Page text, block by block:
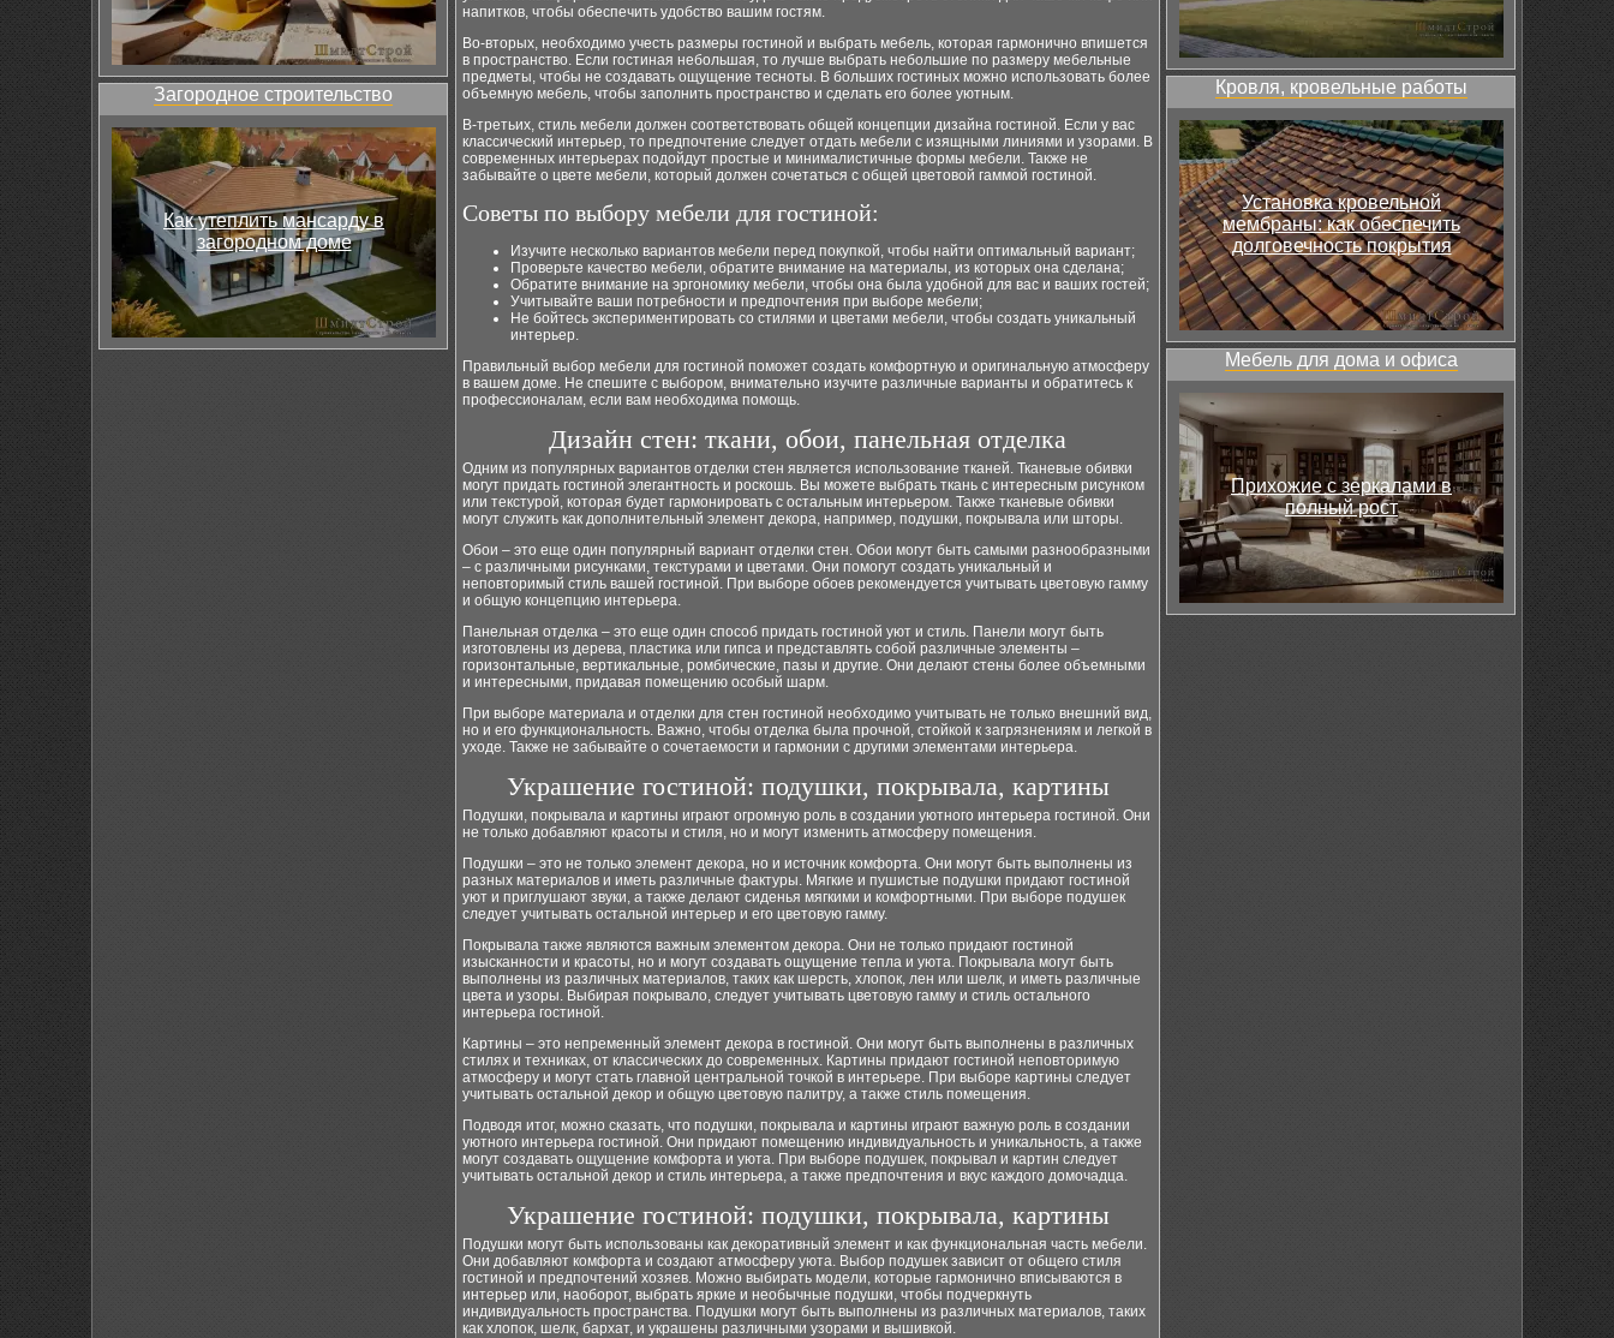
Загородное строительство
Как утеплить мансарду в
загородном доме
напитков, чтобы обеспечить удобство вашим гостям.
Во-вторых, необходимо учесть размеры гостиной и выбрать мебель, которая гармонично впишется
в пространство. Если гостиная небольшая, то лучше выбрать небольшие по размеру мебельные
предметы, чтобы не создавать ощущение тесноты. В больших гостиных можно использовать более
объемную мебель, чтобы заполнить пространство и сделать его более уютным.
В-третьих, стиль мебели должен соответствовать общей концепции дизайна гостиной. Если у вас
классический интерьер, то предпочтение следует отдать мебели с изящными линиями и узорами. В
современных интерьерах подойдут простые и минималистичные формы мебели. Также не
забывайте о цвете мебели, который должен сочетаться с общей цветовой гаммой гостиной.
Советы по выбору мебели для гостиной:
Изучите несколько вариантов мебели перед покупкой, чтобы найти оптимальный вариант;
Проверьте качество мебели, обратите внимание на материалы, из которых она сделана;
Обратите внимание на эргономику мебели, чтобы она была удобной для вас и ваших гостей;
Учитывайте ваши потребности и предпочтения при выборе мебели;
Не бойтесь экспериментировать со стилями и цветами мебели, чтобы создать уникальный
интерьер.
Правильный выбор мебели для гостиной поможет создать комфортную и оригинальную атмосферу
в вашем доме. Не спешите с выбором, внимательно изучите различные варианты и обратитесь к
профессионалам, если вам необходима помощь.
Дизайн стен: ткани, обои, панельная отделка
Одним из популярных вариантов отделки стен является использование тканей. Тканевые обивки
могут придать гостиной элегантность и роскошь. Вы можете выбрать ткань с интересным рисунком
или текстурой, которая будет гармонировать с остальным интерьером. Также тканевые обивки
могут служить как дополнительный элемент декора, например, подушки, покрывала или шторы.
Обои – это еще один популярный вариант отделки стен. Обои могут быть самыми разнообразными
– с различными рисунками, текстурами и цветами. Они помогут создать уникальный и
неповторимый стиль вашей гостиной. При выборе обоев рекомендуется учитывать цветовую гамму
и общую концепцию интерьера.
Панельная отделка – это еще один способ придать гостиной уют и стиль. Панели могут быть
изготовлены из дерева, пластика или гипса и представлять собой различные элементы –
горизонтальные, вертикальные, ромбические, пазы и другие. Они делают стены более объемными
и интересными, придавая помещению особый шарм.
При выборе материала и отделки для стен гостиной необходимо учитывать не только внешний вид,
но и его функциональность. Важно, чтобы отделка была прочной, стойкой к загрязнениям и легкой в
уходе. Также не забывайте о сочетаемости и гармонии с другими элементами интерьера.
Украшение гостиной: подушки, покрывала, картины
Подушки, покрывала и картины играют огромную роль в создании уютного интерьера гостиной. Они
не только добавляют красоты и стиля, но и могут изменить атмосферу помещения.
Подушки – это не только элемент декора, но и источник комфорта. Они могут быть выполнены из
разных материалов и иметь различные фактуры. Мягкие и пушистые подушки придают гостиной
уют и приглушают звуки, а также делают сиденья мягкими и комфортными. При выборе подушек
следует учитывать остальной интерьер и его цветовую гамму.
Покрывала также являются важным элементом декора. Они не только придают гостиной
изысканности и красоты, но и могут создавать ощущение тепла и уюта. Покрывала могут быть
выполнены из различных материалов, таких как шерсть, хлопок, лен или шелк, и иметь различные
цвета и узоры. Выбирая покрывало, следует учитывать цветовую гамму и стиль остального
интерьера гостиной.
Картины – это непременный элемент декора в гостиной. Они могут быть выполнены в различных
стилях и техниках, от классических до современных. Картины придают гостиной неповторимую
атмосферу и могут стать главной центральной точкой в интерьере. При выборе картины следует
учитывать остальной декор и общую цветовую палитру, а также стиль помещения.
Подводя итог, можно сказать, что подушки, покрывала и картины играют важную роль в создании
уютного интерьера гостиной. Они придают помещению индивидуальность и уникальность, а также
могут создавать ощущение комфорта и уюта. При выборе подушек, покрывал и картин следует
учитывать остальной декор и стиль интерьера, а также предпочтения и вкус каждого домочадца.
Украшение гостиной: подушки, покрывала, картины
Подушки могут быть использованы как декоративный элемент и как функциональная часть мебели.
Они добавляют комфорта и создают атмосферу уюта. Выбор подушек зависит от общего стиля
гостиной и предпочтений хозяев. Можно выбирать модели, которые гармонично вписываются в
интерьер или, наоборот, выбрать яркие и необычные подушки, чтобы подчеркнуть
индивидуальность пространства. Подушки могут быть выполнены из различных материалов, таких
как хлопок, шелк, бархат, и украшены различными узорами и вышивкой.
Кровля, кровельные работы
Установка кровельной
мембраны: как обеспечить
долговечность покрытия
Мебель для дома и офиса
Прихожие с зеркалами в
полный рост